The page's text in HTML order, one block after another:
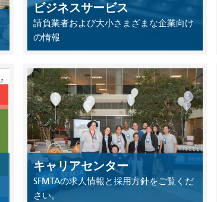
ビジネスサービス
請負業者および大小さまざまな企業向け
の情報
キャリアセンター
SFMTAの求人情報と採用方針をご覧くだ
さい。